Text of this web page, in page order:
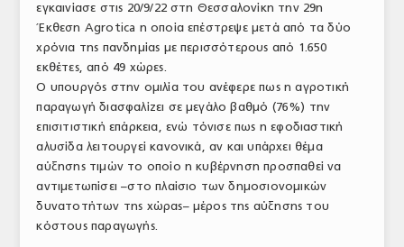
ΕΜΠΟΡΙΚΟΙ ΑΝΤΙΠΡΟΣΩΠΟΙ
ΝΟΜΟΘΕΣΙΑ
ΕΛΛΗΝΙΚΗ ΝΟΜΟΘΕΣΙΑ
ΕΥΡΩΠΑΪΚΗ ΝΟΜΟΘΕΣΙΑ
ΤΟ ΠΕΡΙΟΔΙΚΟ
Profile
εγκαινίασε στις 20/9/22 στη Θεσσαλονίκη την 29η
Έκθεση Agrotica η οποία επέστρεψε μετά από τα δύο
χρόνια της πανδημίας με περισσότερους από 1.650
εκθέτες, από 49 χώρες.
Ο υπουργός στην ομιλία του ανέφερε πως η αγροτική
παραγωγή διασφαλίζει σε μεγάλο βαθμό (76%) την
επισιτιστική επάρκεια, ενώ τόνισε πως η εφοδιαστική
αλυσίδα λειτουργεί κανονικά, αν και υπάρχει θέμα
αύξησης τιμών το οποίο η κυβέρνηση προσπαθεί να
αντιμετωπίσει –στο πλαίσιο των δημοσιονομικών
δυνατοτήτων της χώρας– μέρος της αύξησης του
κόστους παραγωγής.